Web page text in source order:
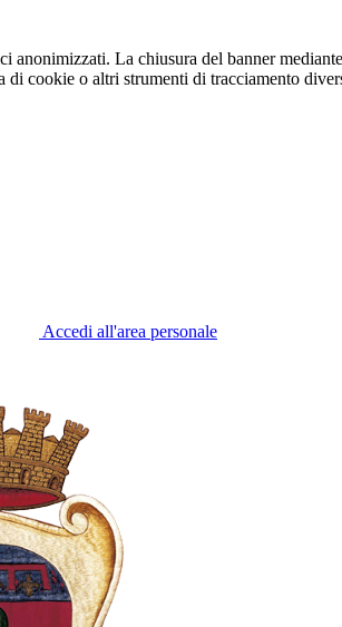
anonimizzati. La chiusura del banner
di cookie o altri strumenti di tracciamento
Accedi all'area personale